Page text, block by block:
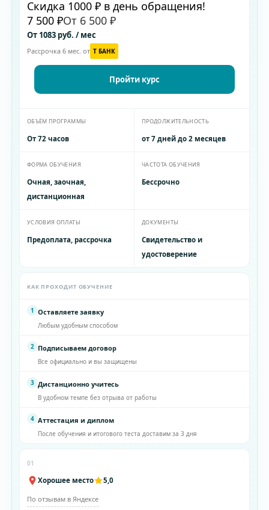
Скидка 1000 ₽ в день обращения!
7 500 ₽От 6 500 ₽
От 1083 руб. / мес
Рассрочка 6 мес. от T БАНК
Пройти курс
ОБЪЁМ ПРОГРАММЫ
От 72 часов
ПРОДОЛЖИТЕЛЬНОСТЬ
от 7 дней до 2 месяцев
ФОРМА ОБУЧЕНИЯ
Очная, заочная,
дистанционная
ЧАСТОТА ОБУЧЕНИЯ
Бессрочно
УСЛОВИЯ ОПЛАТЫ
Предоплата, рассрочка
ДОКУМЕНТЫ
Свидетельство и
удостоверение
КАК ПРОХОДИТ ОБУЧЕНИЕ
1 Оставляете заявку
Любым удобным способом
2 Подписываем договор
Все официально и вы защищены
3 Дистанционно учитесь
В удобном темпе без отрыва от работы
4 Аттестация и диплом
После обучения и итогового теста доставим за 3 дня
01
Хорошее место 5,0
По отзывам в Яндексе